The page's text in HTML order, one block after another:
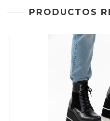
PRODUCTOS